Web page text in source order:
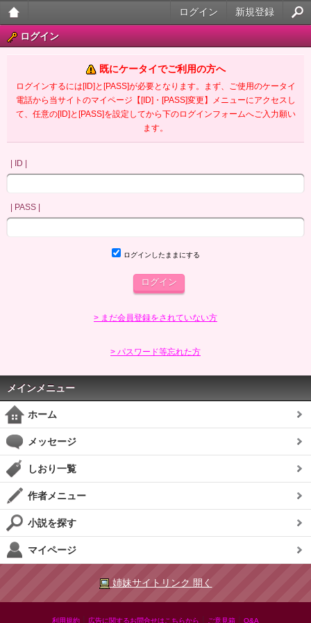
大人
ータ
イ官
新規登録
ログイン
ログイン
既にケータイでご利用の方へ
ログインするには[ID]と[PASS]が必要となります。まず、ご使用のケータイ
電話から当サイトのマイページ【[ID]・[PASS]変更】メニューにアクセスし
て、任意の[ID]と[PASS]を設定してから下のログインフォームへご入力願い
ます。
| ID |
| PASS |
ログインしたままにする
> まだ会員登録をされていない方
> パスワード等忘れた方
メインメニュー
ホーム
メッセージ
しおり一覧
作者メニュー
小説を探す
マイページ
姉妹サイトリンク 開く
利用規約 広告に関するお問合せはこちらから ご意見箱 Q&A